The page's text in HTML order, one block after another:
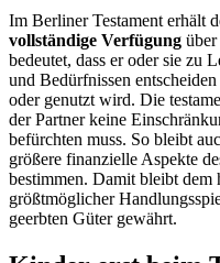
Im Berliner Testament erhält
vollständige Verfügung
bedeutet, dass er oder sie zu
und Bedürfnissen
oder genutzt wird. Die
der Partner keine
befürchten muss. So bleibt
größere finanzielle Aspekte
bestimmen. Damit bleibt dem
größtmöglicher
geerbten Güter gewährt.